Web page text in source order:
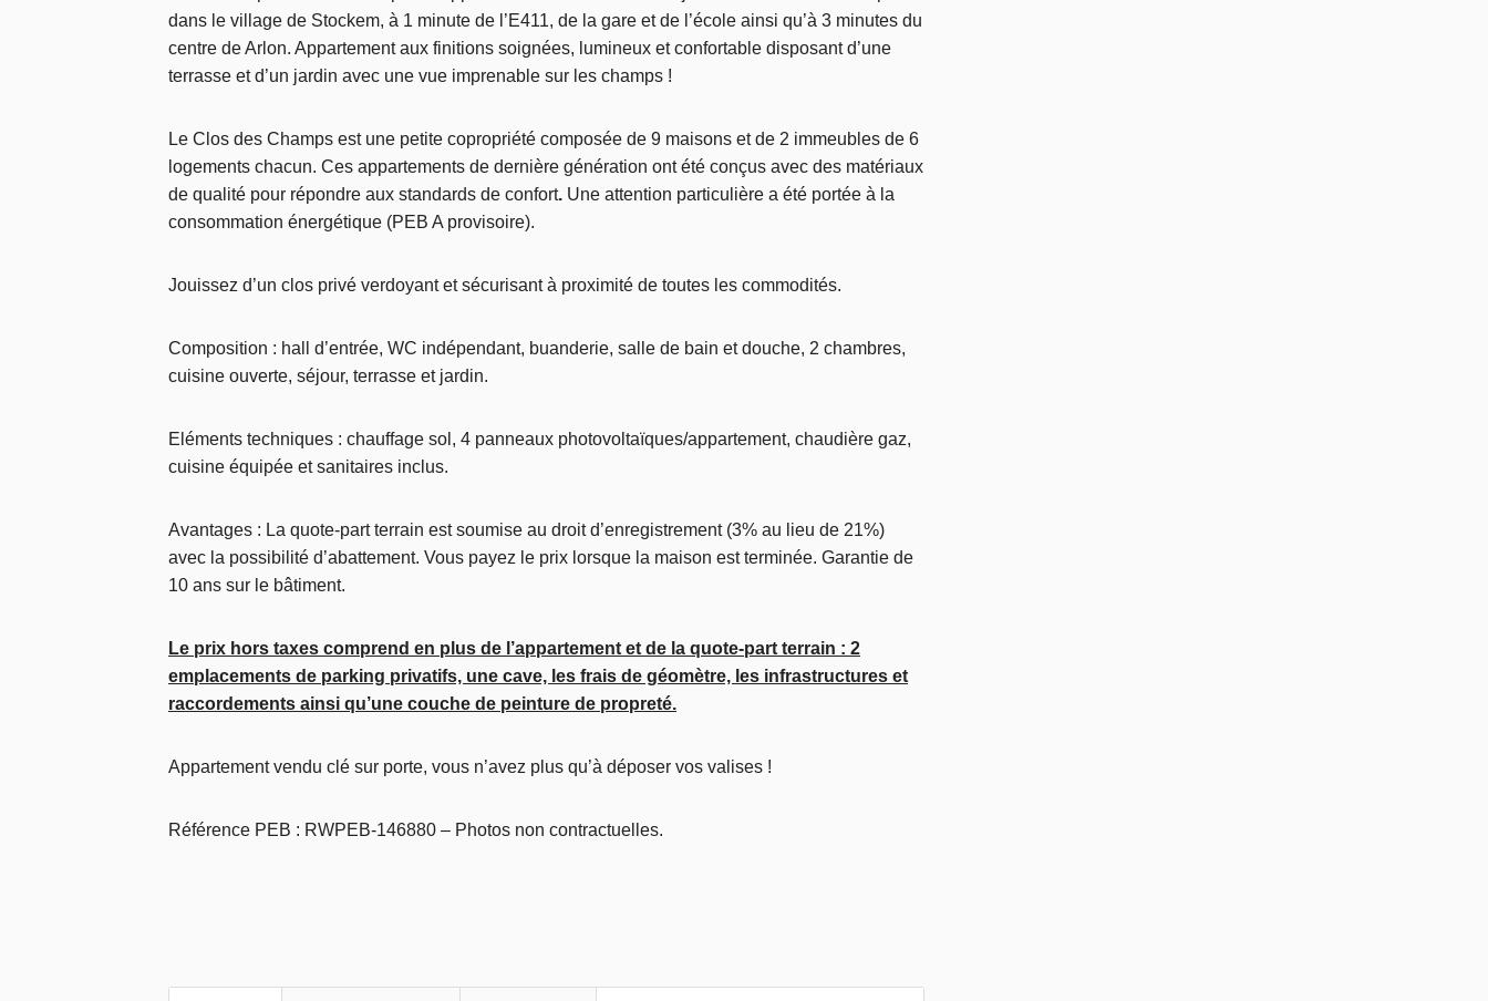
dans le village de Stockem, à 1 minute de l’E411, de la gare et de l’école ainsi qu’à 3 minutes du
centre de Arlon. Appartement aux finitions soignées, lumineux et confortable disposant d’une
terrasse et d’un jardin avec une vue imprenable sur les champs !
Le Clos des Champs est une petite copropriété composée de 9 maisons et de 2 immeubles de 6
logements chacun. Ces appartements de dernière génération ont été conçus avec des matériaux
de qualité pour répondre aux standards de confort. Une attention particulière a été portée à la
consommation énergétique (PEB A provisoire).
Jouissez d’un clos privé verdoyant et sécurisant à proximité de toutes les commodités.
Composition : hall d’entrée, WC indépendant, buanderie, salle de bain et douche, 2 chambres,
cuisine ouverte, séjour, terrasse et jardin.
Eléments techniques : chauffage sol, 4 panneaux photovoltaïques/appartement, chaudière gaz,
cuisine équipée et sanitaires inclus.
Avantages : La quote-part terrain est soumise au droit d’enregistrement (3% au lieu de 21%)
avec la possibilité d’abattement. Vous payez le prix lorsque la maison est terminée. Garantie de
10 ans sur le bâtiment.
Le prix hors taxes comprend en plus de l’appartement et de la quote-part terrain : 2
emplacements de parking privatifs, une cave, les frais de géomètre, les infrastructures et
raccordements ainsi qu’une couche de peinture de propreté.
Appartement vendu clé sur porte, vous n’avez plus qu’à déposer vos valises !
Référence PEB : RWPEB-146880 – Photos non contractuelles.